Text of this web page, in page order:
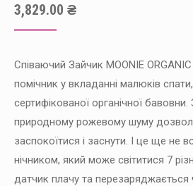
3,829.00 ₴
Співаючий Зайчик MOONIE
помічник у вкладанні малюків
сертифікованої органічної
природному рожевому шуму
заспокоїтися і заснути. І це ще не
нічником, який може світитися 7
датчик плачу та перезаряджається